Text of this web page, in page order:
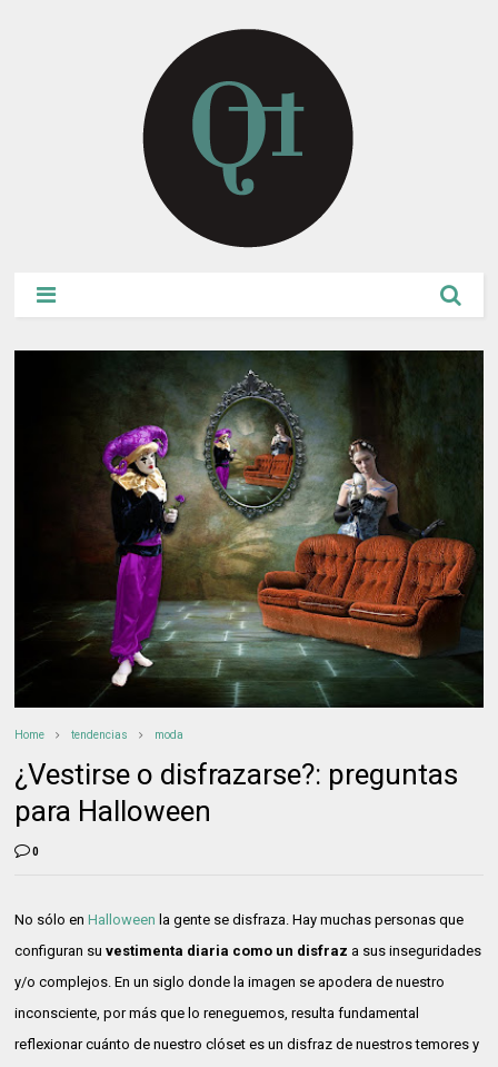
Home tendencias moda
¿Vestirse o disfrazarse?: preguntas
para Halloween
0
No sólo enHalloween la gente se disfraza. Hay muchas personas que
configuran suvestimenta diaria como un disfraza sus inseguridades
y/o complejos. En un siglo donde la imagen se apodera de nuestro
inconsciente, por más que lo reneguemos, resulta fundamental
reflexionar cuánto de nuestro clóset es un disfraz de nuestros temores y